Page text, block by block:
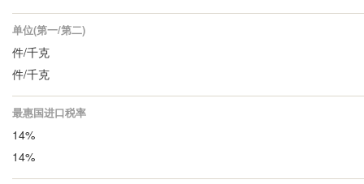
单位(第一/第二)
件/千克
件/千克
最惠国进口税率
14%
14%